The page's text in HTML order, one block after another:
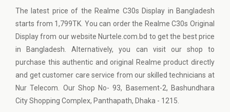
The latest price of the Realme C30s Display in Bangladesh
starts from 1,799TK. You can order the Realme C30s Original
Display from our website Nurtele.com.bd to get the best price
in Bangladesh. Alternatively, you can visit our shop to
purchase this authentic and original Realme product directly
and get customer care service from our skilled technicians at
Nur Telecom. Our Shop No- 93, Basement-2, Bashundhara
City Shopping Complex, Panthapath, Dhaka - 1215.